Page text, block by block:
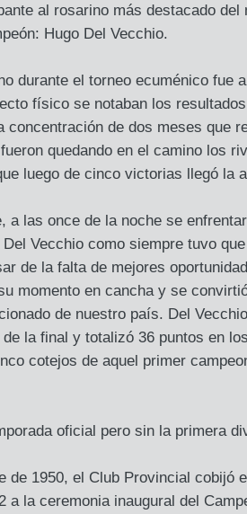
al rosarino más destacado del
Hugo Del Vecchio.
durante el torneo ecuménico fue
físico se notaban los
concentración de dos meses que
quedando en el camino los
luego de cinco victorias llegó la
a las once de la noche se
Vecchio como siempre tuvo
de la falta de mejores
momento en cancha y se
de nuestro país. Del
la final y totalizó 36 puntos en
cotejos de aquel primer
oficial pero sin la primera
de 1950, el Club Provincial cobijó
a la ceremonia inaugural del